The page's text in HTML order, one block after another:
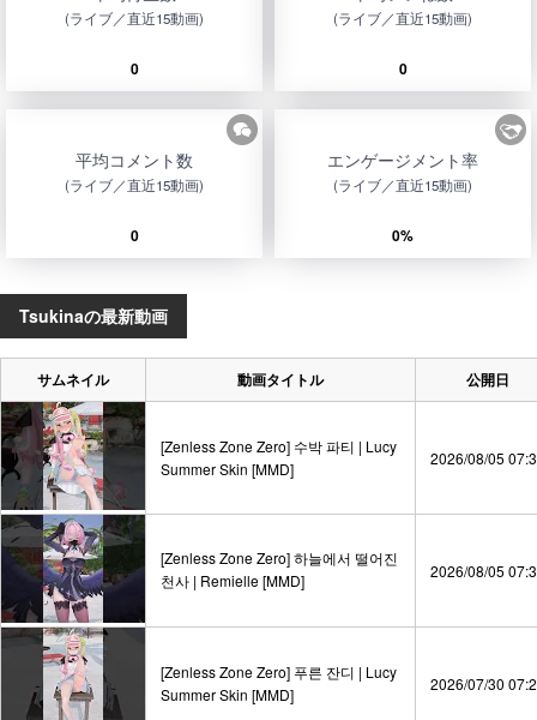
(ライブ／直近15動画)
0
(ライブ／直近15動画)
0
平均コメント数
(ライブ／直近15動画)
0
エンゲージメント率
(ライブ／直近15動画)
0%
Tsukinaの最新動画
サムネイル 動画タイトル 公開日
[Zenless Zone Zero] 수박 파티 | Lucy
Summer Skin [MMD]
2026/08/05
[Zenless Zone Zero] 하늘에서 떨어진
천사 | Remielle [MMD]
2026/08/05
[Zenless Zone Zero] 푸른 잔디 | Lucy
Summer Skin [MMD]
2026/07/30